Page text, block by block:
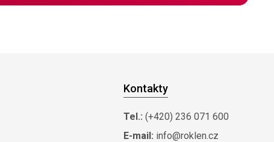
Kontakty
Tel.: (+420) 236 071 600
E-mail: info@roklen.cz